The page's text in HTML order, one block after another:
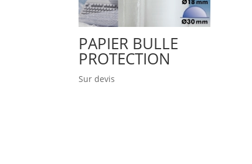
PAPIER BULLE
PROTECTION
Sur devis